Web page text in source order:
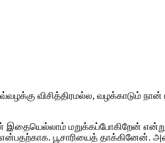
விசித்திரமல்ல, வழக்காடும் நான்
இதையெல்லாம் மறுக்கப்போகிறேன்
என்பதற்காக. பூசாரியைத்